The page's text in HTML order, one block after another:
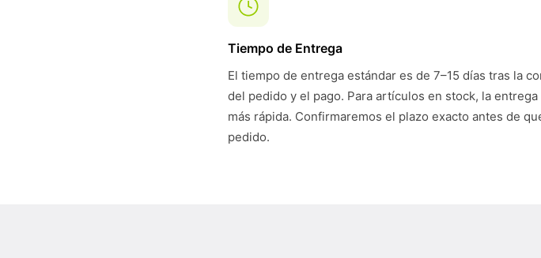
Tiempo de Entrega
El tiempo de entrega estándar es de 7–15 días tras la
del pedido y el pago. Para artículos en stock, la
más rápida. Confirmaremos el plazo exacto antes de
pedido.